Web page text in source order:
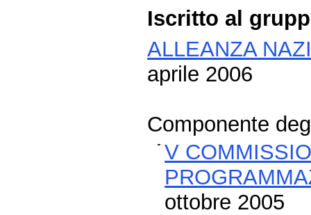
Iscritto al
ALLEANZA
aprile 2006
Componente
V
ottobre 2005